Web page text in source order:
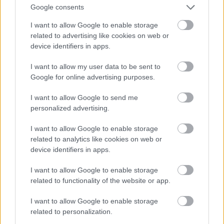
Google consents
I want to allow Google to enable storage
related to advertising like cookies on web or
device identifiers in apps.
I want to allow my user data to be sent to
Google for online advertising purposes.
I want to allow Google to send me
personalized advertising.
I want to allow Google to enable storage
related to analytics like cookies on web or
device identifiers in apps.
I want to allow Google to enable storage
related to functionality of the website or app.
I want to allow Google to enable storage
related to personalization.
πίεσης και της αφυδάτωσης στη γεύση, την υφή
και το άρωμα, πηγαίνοντας τη μιξολογία ένα βήμα
πέρα από τα συνηθισμένα. Το βραβείο, που
θεσπίστηκε το 2021, τιμά μπαρ που ξεχωρίζουν
για την καινοτομία, τον σχεδιασμό, την τεχνική
αρτιότητα και την αφηγηματική δύναμη του μενού
Industry Icon, σε αναγνώριση μιας καριέρας που
έχει επηρεάσει βαθιά την κουλτούρα του κοκτέιλ,
απλώς ως The Maestro, ο Calabrese έχει αφήσει
το αποτύπωμά του σε περισσότερες από πέντε
δεκαετίες bartending, συμβάλλοντας καθοριστικά
στη διαμόρφωση πολλών από τις αρχές που